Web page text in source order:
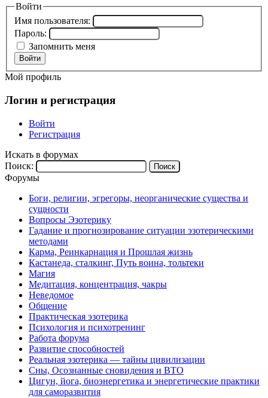
Войти
Имя пользователя:
Пароль:
Запомнить меня
Войти
Мой профиль
Логин и регистрация
Войти
Регистрация
Искать в форумах
Поиск:
Форумы
Боги, религии, эгрегоры, неорганические существа и
сущности
Вопросы Эзотерику
Гадание и прогнозирование ситуации эзотерическими
методами
Карма, Реинкарнация и Прошлая жизнь
Кастанеда, сталкинг, Путь воина, тольтеки
Магия
Медитация, концентрация, чакры
Неведомое
Общение
Практическая эзотерика
Психология и психотренинг
Работа форума
Развитие способностей
Реальная эзотерика — тайны цивилизации
Сны, Осознанные сновидения и ВТО
Цигун, йога, биоэнергетика и энергетические практики
для саморазвития